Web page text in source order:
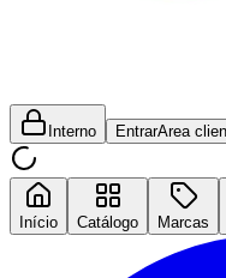
Interno EntrarArea
Início Catálogo Marcas